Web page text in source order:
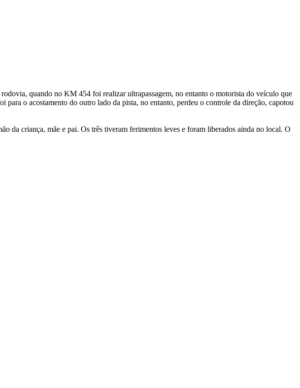
quando no KM 454 foi realizar ultrapassagem, no entanto o motorista do veículo que
o acostamento do outro lado da pista, no entanto, perdeu o controle da direção, capotou
da criança, mãe e pai. Os três tiveram ferimentos leves e foram liberados ainda no local. O